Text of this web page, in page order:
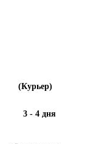
(Курьер)
3 - 4 дня